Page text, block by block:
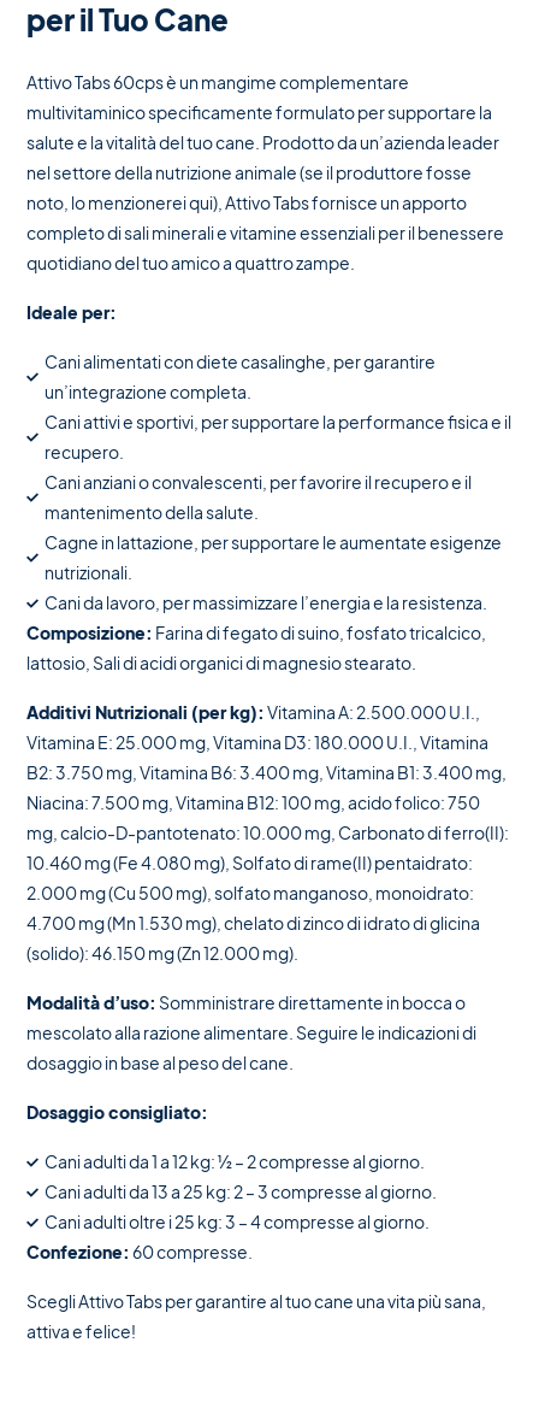
per il Tuo Cane
Attivo Tabs 60cps è un mangime complementare
multivitaminico specificamente formulato per supportare la
salute e la vitalità del tuo cane. Prodotto da un’azienda leader
nel settore della nutrizione animale (se il produttore fosse
noto, lo menzionerei qui), Attivo Tabs fornisce un apporto
completo di sali minerali e vitamine essenziali per il benessere
quotidiano del tuo amico a quattro zampe.
Ideale per:
Cani alimentati con diete casalinghe, per garantire
un’integrazione completa.
Cani attivi e sportivi, per supportare la performance fisica e il
recupero.
Cani anziani o convalescenti, per favorire il recupero e il
mantenimento della salute.
Cagne in lattazione, per supportare le aumentate esigenze
nutrizionali.
Cani da lavoro, per massimizzare l’energia e la resistenza.
Composizione: Farina di fegato di suino, fosfato tricalcico,
lattosio, Sali di acidi organici di magnesio stearato.
Additivi Nutrizionali (per kg): Vitamina A: 2.500.000 U.I.,
Vitamina E: 25.000 mg, Vitamina D3: 180.000 U.I., Vitamina
B2: 3.750 mg, Vitamina B6: 3.400 mg, Vitamina B1: 3.400 mg,
Niacina: 7.500 mg, Vitamina B12: 100 mg, acido folico: 750
mg, calcio-D-pantotenato: 10.000 mg, Carbonato di ferro(II):
10.460 mg (Fe 4.080 mg), Solfato di rame(II) pentaidrato:
2.000 mg (Cu 500 mg), solfato manganoso, monoidrato:
4.700 mg (Mn 1.530 mg), chelato di zinco di idrato di glicina
(solido): 46.150 mg (Zn 12.000 mg).
Modalità d’uso: Somministrare direttamente in bocca o
mescolato alla razione alimentare. Seguire le indicazioni di
dosaggio in base al peso del cane.
Dosaggio consigliato:
Cani adulti da 1 a 12 kg: ½ – 2 compresse al giorno.
Cani adulti da 13 a 25 kg: 2 – 3 compresse al giorno.
Cani adulti oltre i 25 kg: 3 – 4 compresse al giorno.
Confezione: 60 compresse.
Scegli Attivo Tabs per garantire al tuo cane una vita più sana,
attiva e felice!